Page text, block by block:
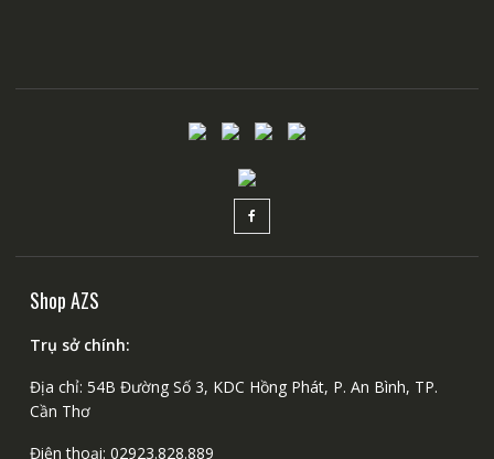
Shop AZS
Trụ sở chính:
Địa chỉ: 54B Đường Số 3, KDC Hồng Phát, P. An Bình, TP.
Cần Thơ
Điện thoại:02923.828.889